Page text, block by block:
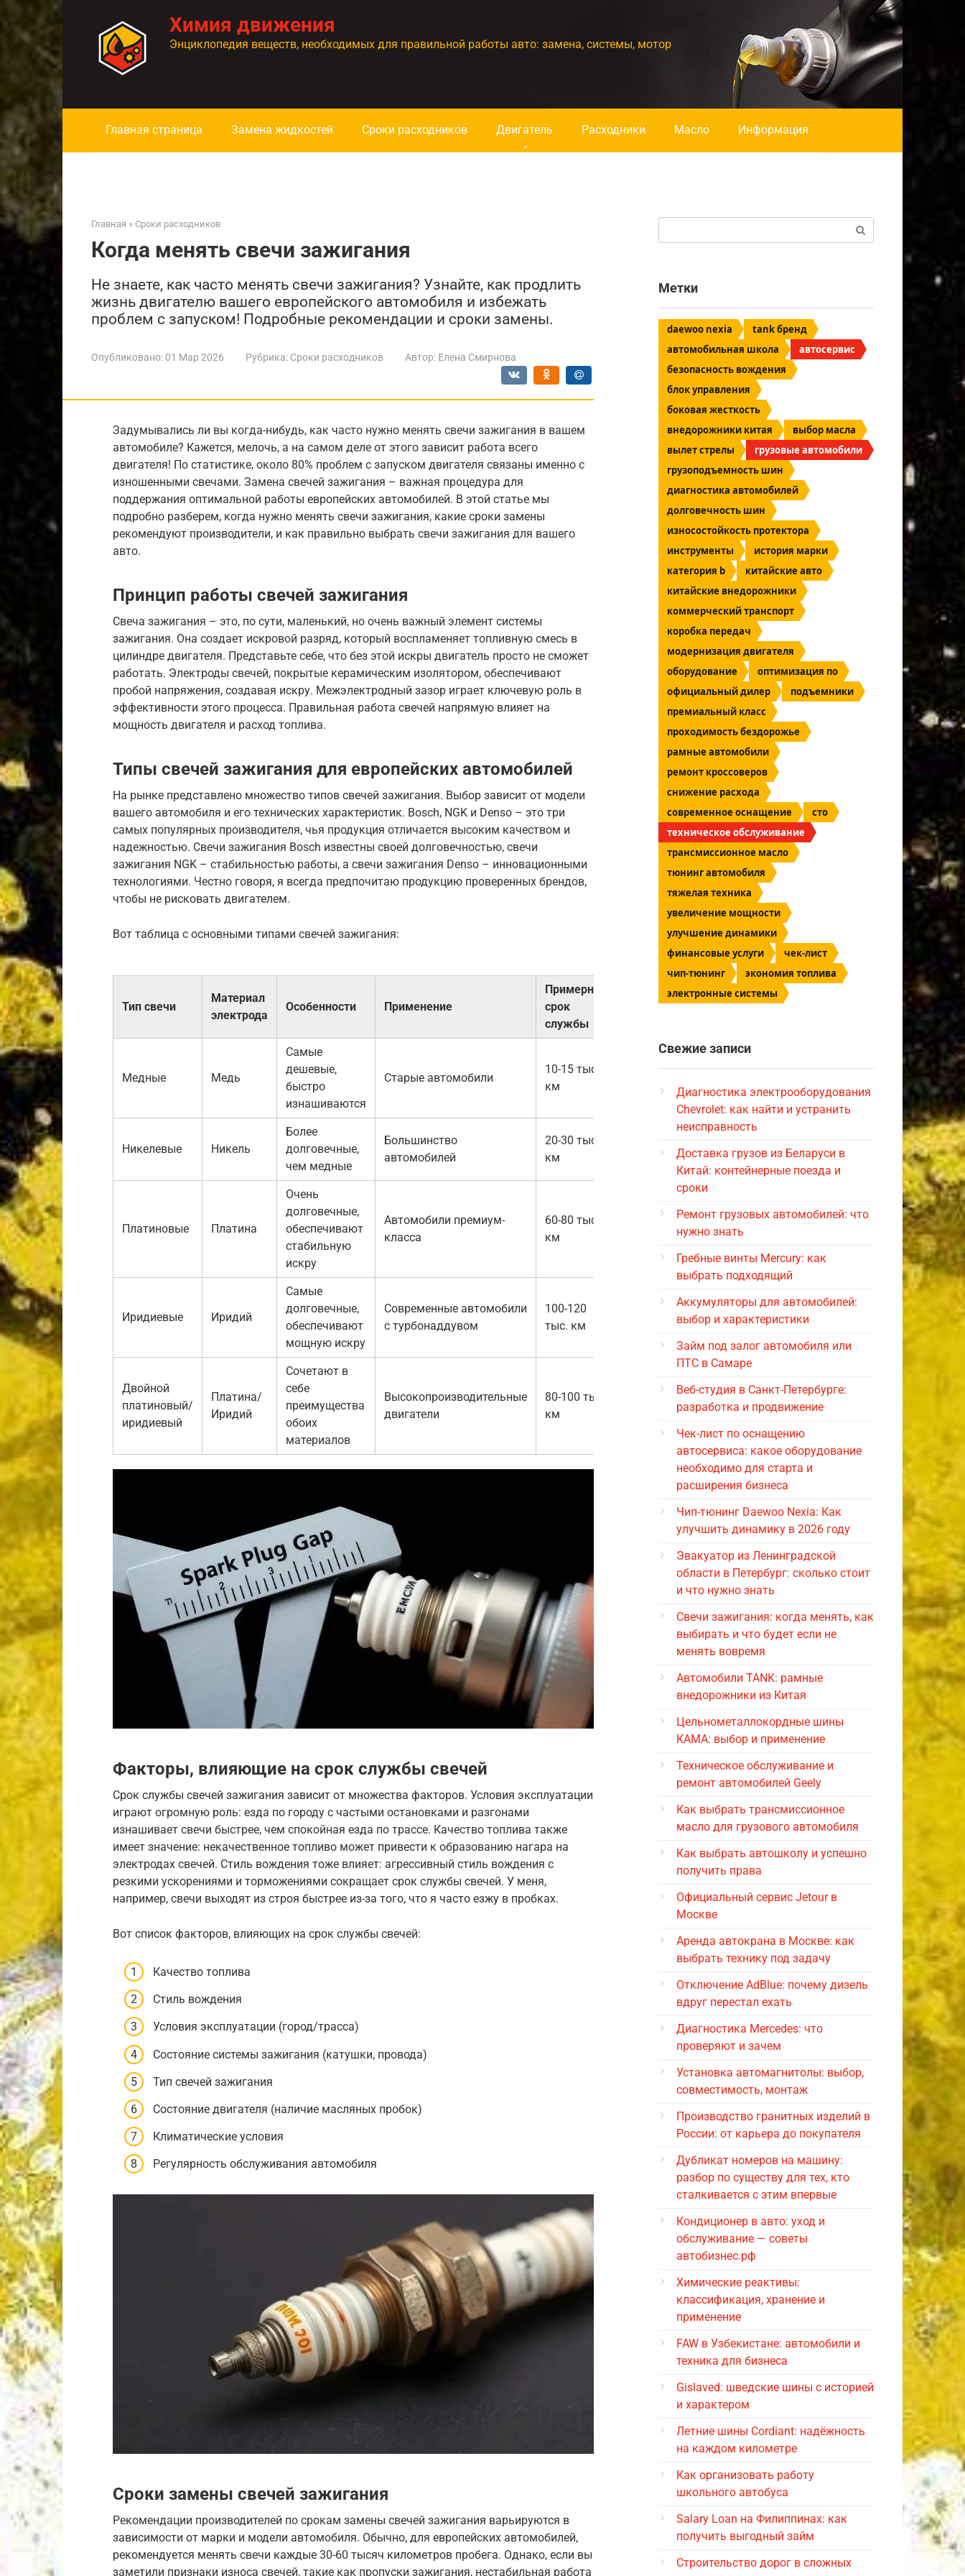
контенту
Химия движения
Энциклопедия веществ, необходимых для правильной работы авто: замена, системы, мотор
Главная страница Замена жидкостей Сроки расходников Двигатель Расходники Масло Информация
Главная » Сроки расходников
Когда менять свечи зажигания
Не знаете, как часто менять свечи зажигания? Узнайте, как продлить
жизнь двигателю вашего европейского автомобиля и избежать
проблем с запуском! Подробные рекомендации и сроки замены.
Опубликовано: 01 Мар 2026 Рубрика: Сроки расходников Автор: Елена Смирнова
Задумывались ли вы когда-нибудь, как часто нужно менять свечи зажигания в вашем
автомобиле? Кажется, мелочь, а на самом деле от этого зависит работа всего
двигателя! По статистике, около 80% проблем с запуском двигателя связаны именно с
изношенными свечами. Замена свечей зажигания – важная процедура для
поддержания оптимальной работы европейских автомобилей. В этой статье мы
подробно разберем, когда нужно менять свечи зажигания, какие сроки замены
рекомендуют производители, и как правильно выбрать свечи зажигания для вашего
авто.
Принцип работы свечей зажигания
Свеча зажигания – это, по сути, маленький, но очень важный элемент системы
зажигания. Она создает искровой разряд, который воспламеняет топливную смесь в
цилиндре двигателя. Представьте себе, что без этой искры двигатель просто не сможет
работать. Электроды свечей, покрытые керамическим изолятором, обеспечивают
пробой напряжения, создавая искру. Межэлектродный зазор играет ключевую роль в
эффективности этого процесса. Правильная работа свечей напрямую влияет на
мощность двигателя и расход топлива.
Типы свечей зажигания для европейских автомобилей
На рынке представлено множество типов свечей зажигания. Выбор зависит от модели
вашего автомобиля и его технических характеристик. Bosch, NGK и Denso – это три
самых популярных производителя, чья продукция отличается высоким качеством и
надежностью. Свечи зажигания Bosch известны своей долговечностью, свечи
зажигания NGK – стабильностью работы, а свечи зажигания Denso – инновационными
технологиями. Честно говоря, я всегда предпочитаю продукцию проверенных брендов,
чтобы не рисковать двигателем.
Вот таблица с основными типами свечей зажигания:
Тип свечи
Материал
электрода
Особенности Применение
Примерный
срок
службы
Медные Медь
Самые
дешевые,
быстро
изнашиваются
Старые автомобили
10-15 тыс.
км
Никелевые Никель
Более
долговечные,
чем медные
Большинство
автомобилей
20-30 тыс.
км
Платиновые Платина
Очень
долговечные,
обеспечивают
стабильную
искру
Автомобили премиум-
класса
60-80 тыс.
км
Иридиевые Иридий
Самые
долговечные,
обеспечивают
мощную искру
Современные автомобили
с турбонаддувом
100-120
тыс. км
Двойной
платиновый/
иридиевый
Платина/
Иридий
Сочетают в
себе
преимущества
обоих
материалов
Высокопроизводительные
двигатели
80-100 тыс.
км
Факторы, влияющие на срок службы свечей
Срок службы свечей зажигания зависит от множества факторов. Условия эксплуатации
играют огромную роль: езда по городу с частыми остановками и разгонами
изнашивает свечи быстрее, чем спокойная езда по трассе. Качество топлива также
имеет значение: некачественное топливо может привести к образованию нагара на
электродах свечей. Стиль вождения тоже влияет: агрессивный стиль вождения с
резкими ускорениями и торможениями сокращает срок службы свечей. У меня,
например, свечи выходят из строя быстрее из-за того, что я часто езжу в пробках.
Вот список факторов, влияющих на срок службы свечей:
Качество топлива
Стиль вождения
Условия эксплуатации (город/трасса)
Состояние системы зажигания (катушки, провода)
Тип свечей зажигания
Состояние двигателя (наличие масляных пробок)
Климатические условия
Регулярность обслуживания автомобиля
Сроки замены свечей зажигания
Рекомендации производителей по срокам замены свечей зажигания варьируются в
зависимости от марки и модели автомобиля. Обычно, для европейских автомобилей,
рекомендуется менять свечи каждые 30-60 тысяч километров пробега. Однако, если вы
заметили признаки износа свечей, такие как пропуски зажигания, нестабильная работа
Метки
daewoo nexia
tank бренд
автомобильная школа
автосервис
безопасность вождения
блок управления
боковая жесткость
внедорожники китая
выбор масла
вылет стрелы
грузовые автомобили
грузоподъемность шин
диагностика автомобилей
долговечность шин
износостойкость протектора
инструменты
история марки
категория b
китайские авто
китайские внедорожники
коммерческий транспорт
коробка передач
модернизация двигателя
оборудование
оптимизация по
официальный дилер
подъемники
премиальный класс
проходимость бездорожье
рамные автомобили
ремонт кроссоверов
снижение расхода
современное оснащение
сто
техническое обслуживание
трансмиссионное масло
тюнинг автомобиля
тяжелая техника
увеличение мощности
улучшение динамики
финансовые услуги
чек-лист
чип-тюнинг
экономия топлива
электронные системы
Свежие записи
Диагностика электрооборудования
Chevrolet: как найти и устранить
неисправность
Доставка грузов из Беларуси в
Китай: контейнерные поезда и
сроки
Ремонт грузовых автомобилей: что
нужно знать
Гребные винты Mercury: как
выбрать подходящий
Аккумуляторы для автомобилей:
выбор и характеристики
Займ под залог автомобиля или
ПТС в Самаре
Веб-студия в Санкт-Петербурге:
разработка и продвижение
Чек-лист по оснащению
автосервиса: какое оборудование
необходимо для старта и
расширения бизнеса
Чип-тюнинг Daewoo Nexia: Как
улучшить динамику в 2026 году
Эвакуатор из Ленинградской
области в Петербург: сколько стоит
и что нужно знать
Свечи зажигания: когда менять, как
выбирать и что будет если не
менять вовремя
Автомобили TANK: рамные
внедорожники из Китая
Цельнометаллокордные шины
КАМА: выбор и применение
Техническое обслуживание и
ремонт автомобилей Geely
Как выбрать трансмиссионное
масло для грузового автомобиля
Как выбрать автошколу и успешно
получить права
Официальный сервис Jetour в
Москве
Аренда автокрана в Москве: как
выбрать технику под задачу
Отключение AdBlue: почему дизель
вдруг перестал ехать
Диагностика Mercedes: что
проверяют и зачем
Установка автомагнитолы: выбор,
совместимость, монтаж
Производство гранитных изделий в
России: от карьера до покупателя
Дубликат номеров на машину:
разбор по существу для тех, кто
сталкивается с этим впервые
Кондиционер в авто: уход и
обслуживание — советы
автобизнес.рф
Химические реактивы:
классификация, хранение и
применение
FAW в Узбекистане: автомобили и
техника для бизнеса
Gislaved: шведские шины с историей
и характером
Летние шины Cordiant: надёжность
на каждом километре
Как организовать работу
школьного автобуса
Salary Loan на Филиппинах: как
получить выгодный займ
Строительство дорог в сложных